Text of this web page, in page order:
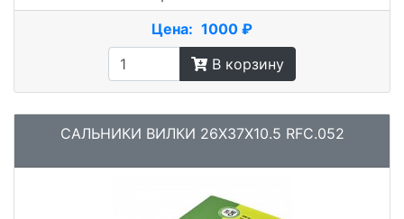
Цена: 1000 ₽
В корзину
САЛЬНИКИ ВИЛКИ 26X37X10.5 RFC.052